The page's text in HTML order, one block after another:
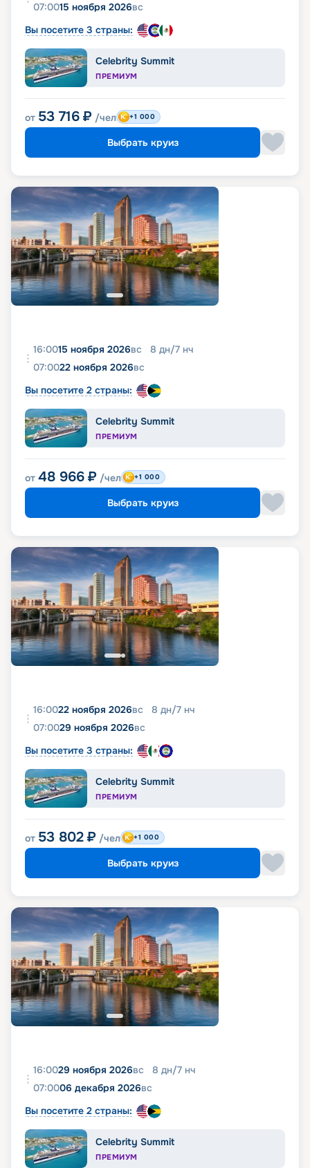
07:0015 ноября 2026вс
Вы посетите 3 страны:
Celebrity Summit
ПРЕМИУМ
от 53 716 ₽ /чел +1 000
Выбрать круиз
16:0015 ноября 2026вс 8 дн/7 нч
07:0022 ноября 2026вс
Вы посетите 2 страны:
Celebrity Summit
ПРЕМИУМ
от 48 966 ₽ /чел +1 000
Выбрать круиз
16:0022 ноября 2026вс 8 дн/7 нч
07:0029 ноября 2026вс
Вы посетите 3 страны:
Celebrity Summit
ПРЕМИУМ
от 53 802 ₽ /чел +1 000
Выбрать круиз
16:0029 ноября 2026вс 8 дн/7 нч
07:0006 декабря 2026вс
Вы посетите 2 страны:
Celebrity Summit
ПРЕМИУМ